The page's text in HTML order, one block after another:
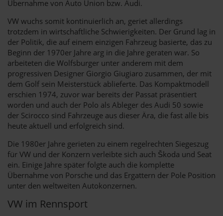
Übernahme von Auto Union bzw. Audi.
VW wuchs somit kontinuierlich an, geriet allerdings
trotzdem in wirtschaftliche Schwierigkeiten. Der Grund lag in
der Politik, die auf einem einzigen Fahrzeug basierte, das zu
Beginn der 1970er Jahre arg in die Jahre geraten war. So
arbeiteten die Wolfsburger unter anderem mit dem
progressiven Designer Giorgio Giugiaro zusammen, der mit
dem Golf sein Meisterstück ablieferte. Das Kompaktmodell
erschien 1974, zuvor war bereits der Passat präsentiert
worden und auch der Polo als Ableger des Audi 50 sowie
der Scirocco sind Fahrzeuge aus dieser Ära, die fast alle bis
heute aktuell und erfolgreich sind.
Die 1980er Jahre gerieten zu einem regelrechten Siegeszug
für VW und der Konzern verleibte sich auch Škoda und Seat
ein. Einige Jahre später folgte auch die komplette
Übernahme von Porsche und das Ergattern der Pole Position
unter den weltweiten Autokonzernen.
VW im Rennsport